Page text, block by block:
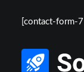
[contact-form-